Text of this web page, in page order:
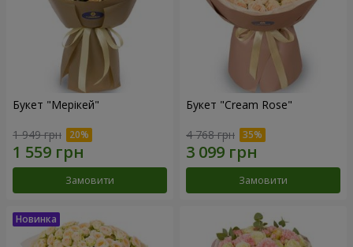
Букет "Мерікей"
1 949 грн
Замовити
Букет "Cream Rose"
4 768 грн
Замовити